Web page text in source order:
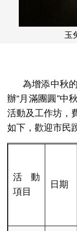
玉
為增添中秋
辦“月滿團圓”中
活動及工作坊，
如下，歡迎市民
活動
項目
日期